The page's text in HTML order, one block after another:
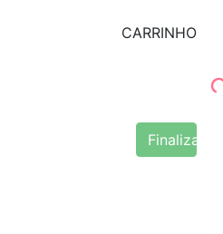
CARRINHO
Finalizar